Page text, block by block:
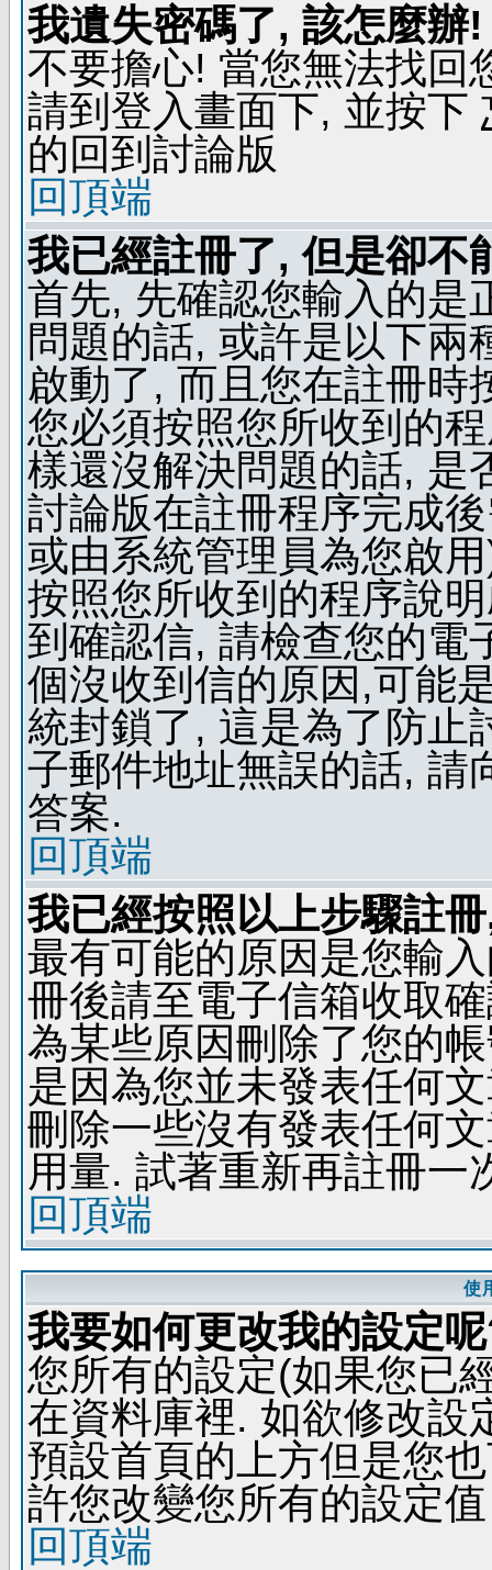
我遺失密碼了, 該怎麼辦!
不要擔心! 當您無法找回
請到登入畫面下, 並按下
的回到討論版
回頂端
我已經註冊了, 但是卻不
首先, 先確認您輸入的是
問題的話, 或許是以下兩
啟動了, 而且您在註冊時
您必須按照您所收到的
樣還沒解決問題的話, 是
討論版在註冊程序完成
或由系統管理員為您啟
按照您所收到的程序說
到確認信, 請檢查您的電
個沒收到信的原因,可能
統封鎖了, 這是為了防止
子郵件地址無誤的話, 請
答案.
回頂端
我已經按照以上步驟註
最有可能的原因是您輸
冊後請至電子信箱收取
為某些原因刪除了您的
是因為您並未發表任何
刪除一些沒有發表任何
用量. 試著重新再註冊一
回頂端
使
我要如何更改我的設定
您所有的設定(如果您已
在資料庫裡. 如欲修改設
預設首頁的上方但是您
許您改變您所有的設定值
回頂端